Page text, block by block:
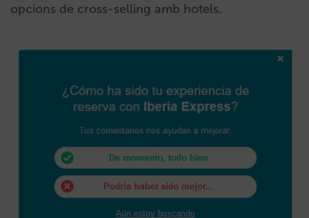
opcions de cross-selling amb hotels.